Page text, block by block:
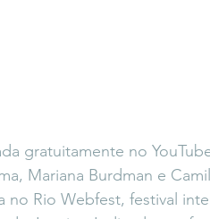
gratuitamente no
Mariana Burdman e
no Rio Webfest, festival